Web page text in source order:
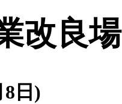
改良場
8日)